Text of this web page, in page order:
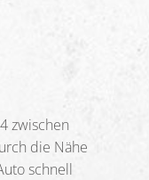
zwischen
die Nähe
schnell